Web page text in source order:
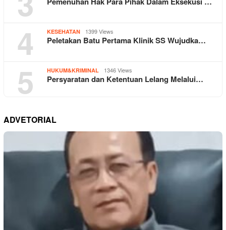
4 KESEHATAN 1399 Views
Peletakan Batu Pertama Klinik SS Wujudka…
5 HUKUM&KRIMINAL 1346 Views
Persyaratan dan Ketentuan Lelang Melalui…
ADVETORIAL